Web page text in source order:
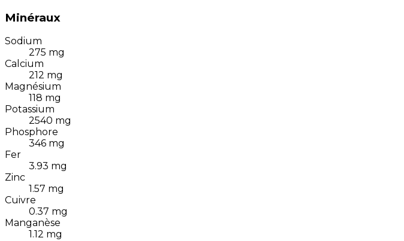
Minéraux
Sodium
275 mg
Calcium
212 mg
Magnésium
118 mg
Potassium
2540 mg
Phosphore
346 mg
Fer
3.93 mg
Zinc
1.57 mg
Cuivre
0.37 mg
Manganèse
1.12 mg